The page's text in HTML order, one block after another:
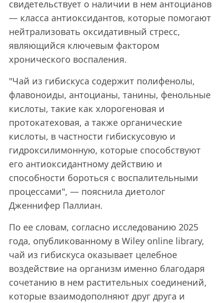
свидетельствует о наличии в нем антоцианов
— класса антиоксидантов, которые помогают
нейтрализовать оксидативный стресс,
являющийся ключевым фактором
хронического воспаления.
"Чай из гибискуса содержит полифенолы,
флавоноиды, антоцианы, танины, фенольные
кислоты, такие как хлорогеновая и
протокатеховая, а также органические
кислоты, в частности гибискусовую и
гидроксилимонную, которые способствуют
его антиоксидантному действию и
способности бороться с воспалительными
процессами", — пояснила диетолог
Дженнифер Паллиан.
По ее словам, согласно исследованию 2025
года, опубликованному в Wiley online library,
чай из гибискуса оказывает целебное
воздействие на организм именно благодаря
сочетанию в нем растительных соединений,
которые взаимодополняют друг друга и